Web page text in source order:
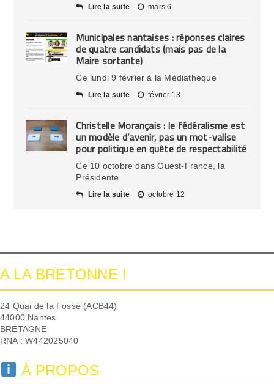
Lire la suite mars 6
Municipales nantaises : réponses claires
de quatre candidats (mais pas de la
Maire sortante)
Ce lundi 9 février à la Médiathèque
Lire la suite février 13
Christelle Morançais : le fédéralisme est
un modèle d’avenir, pas un mot-valise
pour politique en quête de respectabilité
Ce 10 octobre dans Ouest-France, la
Présidente
Lire la suite octobre 12
A LA BRETONNE !
24 Quai de la Fosse (ACB44)
44000 Nantes
BRETAGNE
RNA : W442025040
À PROPOS